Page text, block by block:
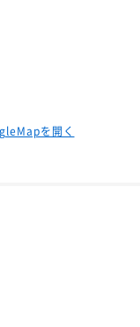
を開く